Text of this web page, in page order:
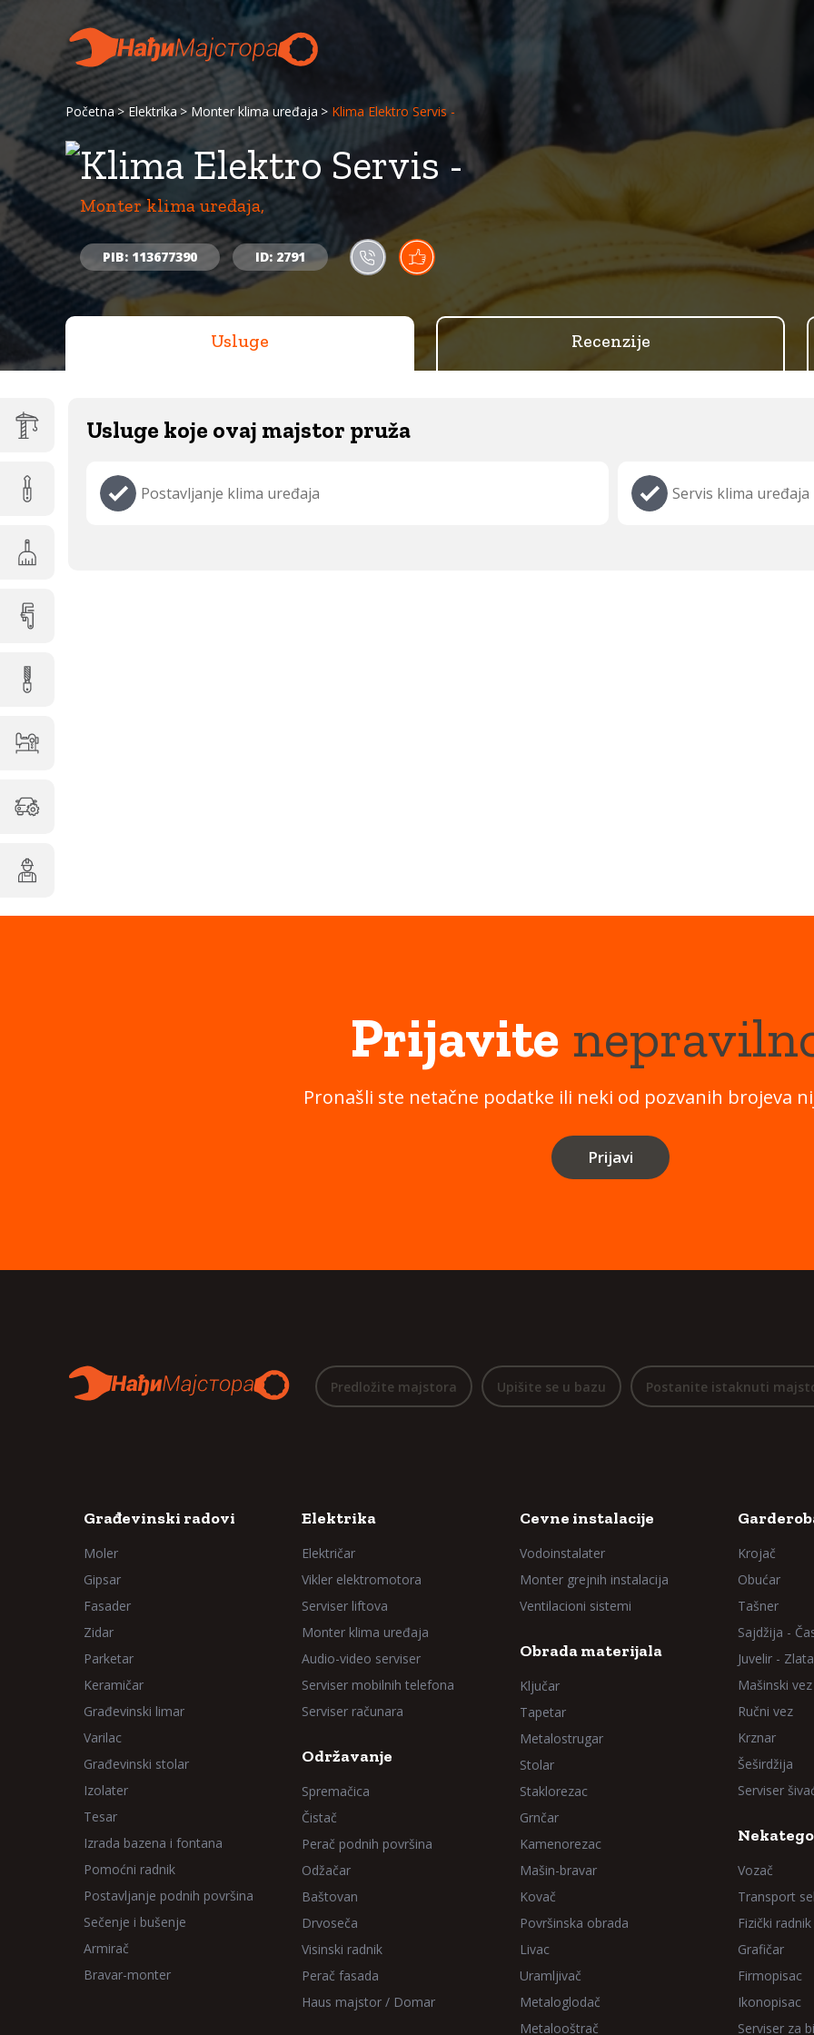
Početna Elektrika Monter klima uređaja Klima Elektro Servis -
Klima Elektro Servis -
Monter klima uređaja,
PIB: 113677390 ID: 2791
Usluge Recenzije
Usluge koje ovaj majstor pruža
Postavljanje klima uređaja Servis klima uređaja
Prijavite
Pronašli ste netačne podatke ili neki od pozvanih brojeva
Prijavi
Predložite majstora Upišite se u bazu Postanite istaknuti
Građevinski radovi
Moler
Gipsar
Fasader
Zidar
Parketar
Keramičar
Građevinski limar
Varilac
Građevinski stolar
Izolater
Tesar
Izrada bazena i fontana
Pomoćni radnik
Postavljanje podnih površina
Sečenje i bušenje
Armirač
Bravar-monter
Elektrika
Električar
Vikler elektromotora
Serviser liftova
Monter klima uređaja
Audio-video serviser
Serviser mobilnih telefona
Serviser računara
Održavanje
Spremačica
Čistač
Perač podnih površina
Odžačar
Baštovan
Drvoseča
Visinski radnik
Perač fasada
Haus majstor / Domar
Cevne instalacije
Vodoinstalater
Monter grejnih instalacija
Ventilacioni sistemi
Obrada materijala
Ključar
Tapetar
Metalostrugar
Stolar
Staklorezac
Grnčar
Kamenorezac
Mašin-bravar
Kovač
Površinska obrada
Livac
Uramljivač
Metaloglodač
Metalooštrač
Krojač
Obućar
Tašner
Sajdžija -
Juvelir -
Mašinski vez
Ručni vez
Krznar
Šeširdžija
Serviser
Vozač
Transport
Fizički radnik
Grafičar
Firmopisac
Ikonopisac
Serviser za